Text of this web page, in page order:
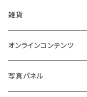
美術
POLEWARDS
Tシャツ
雑貨
バッグ
ブックカバー
オンラインコンテンツ
冒険クロストーク
写真パネル